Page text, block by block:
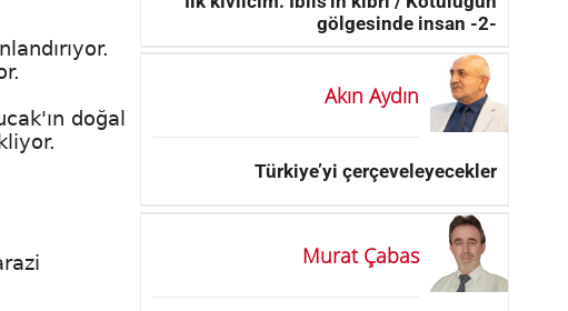
doğal
gölgesinde insan -2-
Akın Aydın
Türkiye’yi çerçeveleyecekler
Murat Çabas